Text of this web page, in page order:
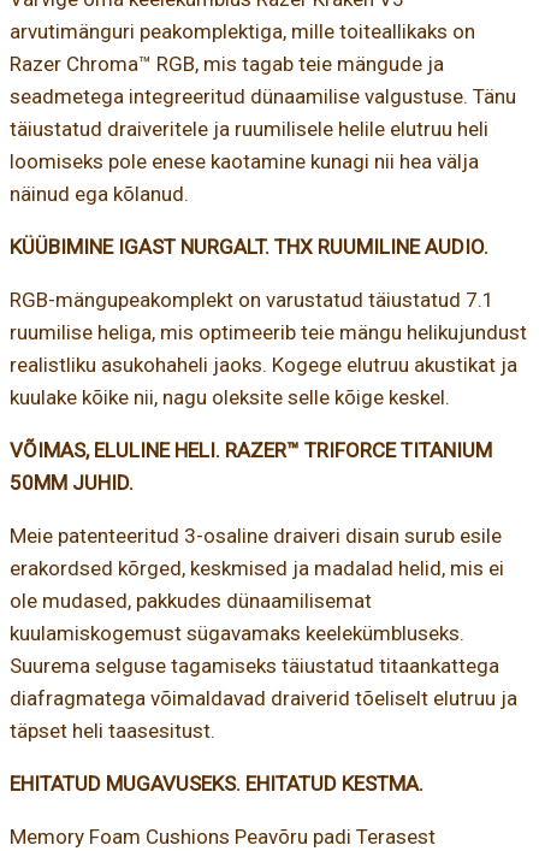
arvutimänguri peakomplektiga, mille toiteallikaks on
Razer Chroma™ RGB, mis tagab teie mängude ja
seadmetega integreeritud dünaamilise valgustuse. Tänu
täiustatud draiveritele ja ruumilisele helile elutruu heli
loomiseks pole enese kaotamine kunagi nii hea välja
näinud ega kõlanud.
KÜÜBIMINE IGAST NURGALT. THX RUUMILINE AUDIO.
RGB-mängupeakomplekt on varustatud täiustatud 7.1
ruumilise heliga, mis optimeerib teie mängu helikujundust
realistliku asukohaheli jaoks. Kogege elutruu akustikat ja
kuulake kõike nii, nagu oleksite selle kõige keskel.
VÕIMAS, ELULINE HELI. RAZER™ TRIFORCE TITANIUM
50MM JUHID.
Meie patenteeritud 3-osaline draiveri disain surub esile
erakordsed kõrged, keskmised ja madalad helid, mis ei
ole mudased, pakkudes dünaamilisemat
kuulamiskogemust sügavamaks keelekümbluseks.
Suurema selguse tagamiseks täiustatud titaankattega
diafragmatega võimaldavad draiverid tõeliselt elutruu ja
täpset heli taasesitust.
EHITATUD MUGAVUSEKS. EHITATUD KESTMA.
Memory Foam Cushions Peavõru padi Terasest